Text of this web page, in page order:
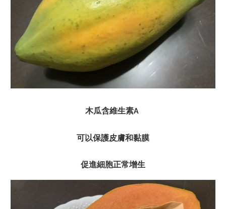
木瓜含維生素A
可以保護皮膚和黏膜
促進細胞正常增生